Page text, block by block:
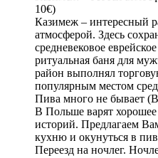
10€)
Казимеж – интересный
атмосферой. Здесь
средневековое
ритуальная баня для
район выполнял
популярным местом
Пива много не бывает
В Польше варят
историй. Предлагаем
кухню и окунуться в
Переезд на ночлег.